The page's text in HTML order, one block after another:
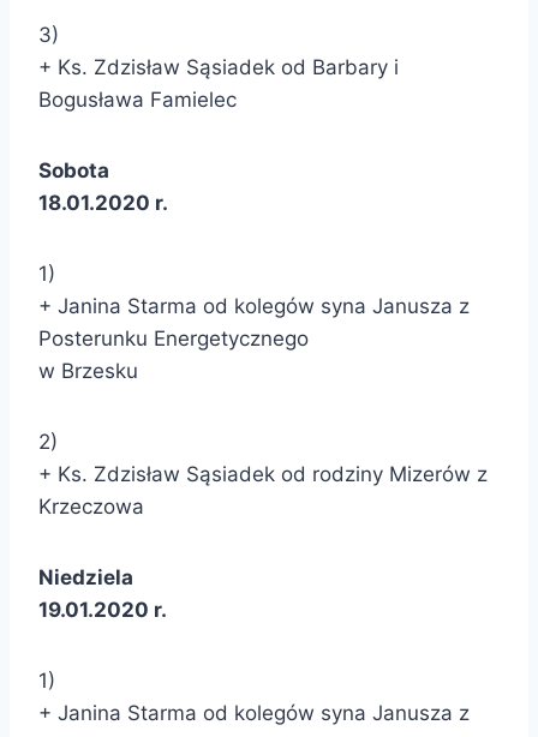
3)
+ Ks. Zdzisław Sąsiadek od Barbary i
Bogusława Famielec
Sobota
18.01.2020 r.
1)
+ Janina Starma od kolegów syna Janusza z
Posterunku Energetycznego
w Brzesku
2)
+ Ks. Zdzisław Sąsiadek od rodziny Mizerów z
Krzeczowa
Niedziela
19.01.2020 r.
1)
+ Janina Starma od kolegów syna Janusza z